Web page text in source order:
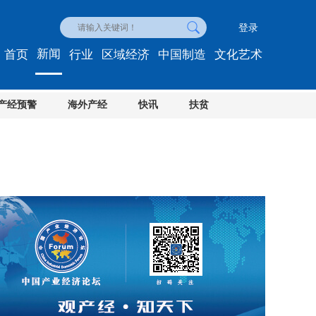
登录
首页 新闻
经预警 海外产经 快讯 扶贫
行业 区域经济 中国制造 文化艺术